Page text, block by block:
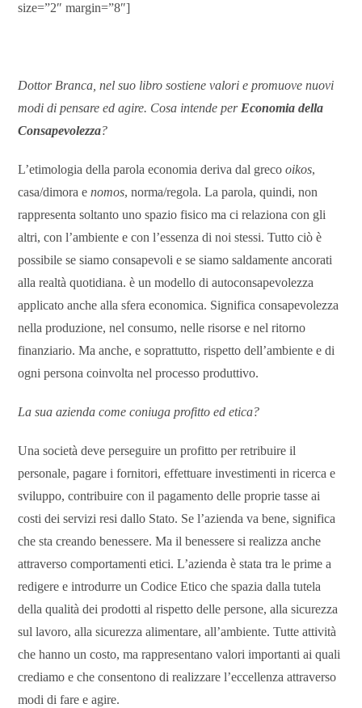
size=”2″ margin=”8″]
Dottor Branca, nel suo libro sostiene valori e promuove nuovi
modi di pensare ed agire. Cosa intende per Economia della
Consapevolezza?
L’etimologia della parola economia deriva dal grecooikos,
casa/dimora enomos, norma/regola. La parola, quindi, non
rappresenta soltanto uno spazio fisico ma ci relaziona con gli
altri, con l’ambiente e con l’essenza di noi stessi. Tutto ciò è
possibile se siamo consapevoli e se siamo saldamente ancorati
alla realtà quotidiana. è un modello di autoconsapevolezza
applicato anche alla sfera economica. Significa consapevolezza
nella produzione, nel consumo, nelle risorse e nel ritorno
finanziario. Ma anche, e soprattutto, rispetto dell’ambiente e di
ogni persona coinvolta nel processo produttivo.
La sua azienda come coniuga profitto ed etica?
Una società deve perseguire un profitto per retribuire il
personale, pagare i fornitori, effettuare investimenti in ricerca e
sviluppo, contribuire con il pagamento delle proprie tasse ai
costi dei servizi resi dallo Stato. Se l’azienda va bene, significa
che sta creando benessere. Ma il benessere si realizza anche
attraverso comportamenti etici. L’azienda è stata tra le prime a
redigere e introdurre un Codice Etico che spazia dalla tutela
della qualità dei prodotti al rispetto delle persone, alla sicurezza
sul lavoro, alla sicurezza alimentare, all’ambiente. Tutte attività
che hanno un costo, ma rappresentano valori importanti ai quali
crediamo e che consentono di realizzare l’eccellenza attraverso
modi di fare e agire.